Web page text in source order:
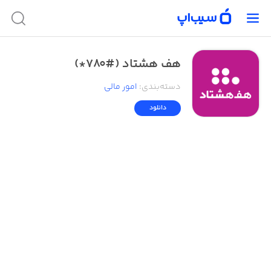
هف هشتاد (#780*)
دسته‌بندی: امور ‌مالی
دانلود